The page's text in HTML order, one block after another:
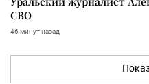
СВО
46 минут назад